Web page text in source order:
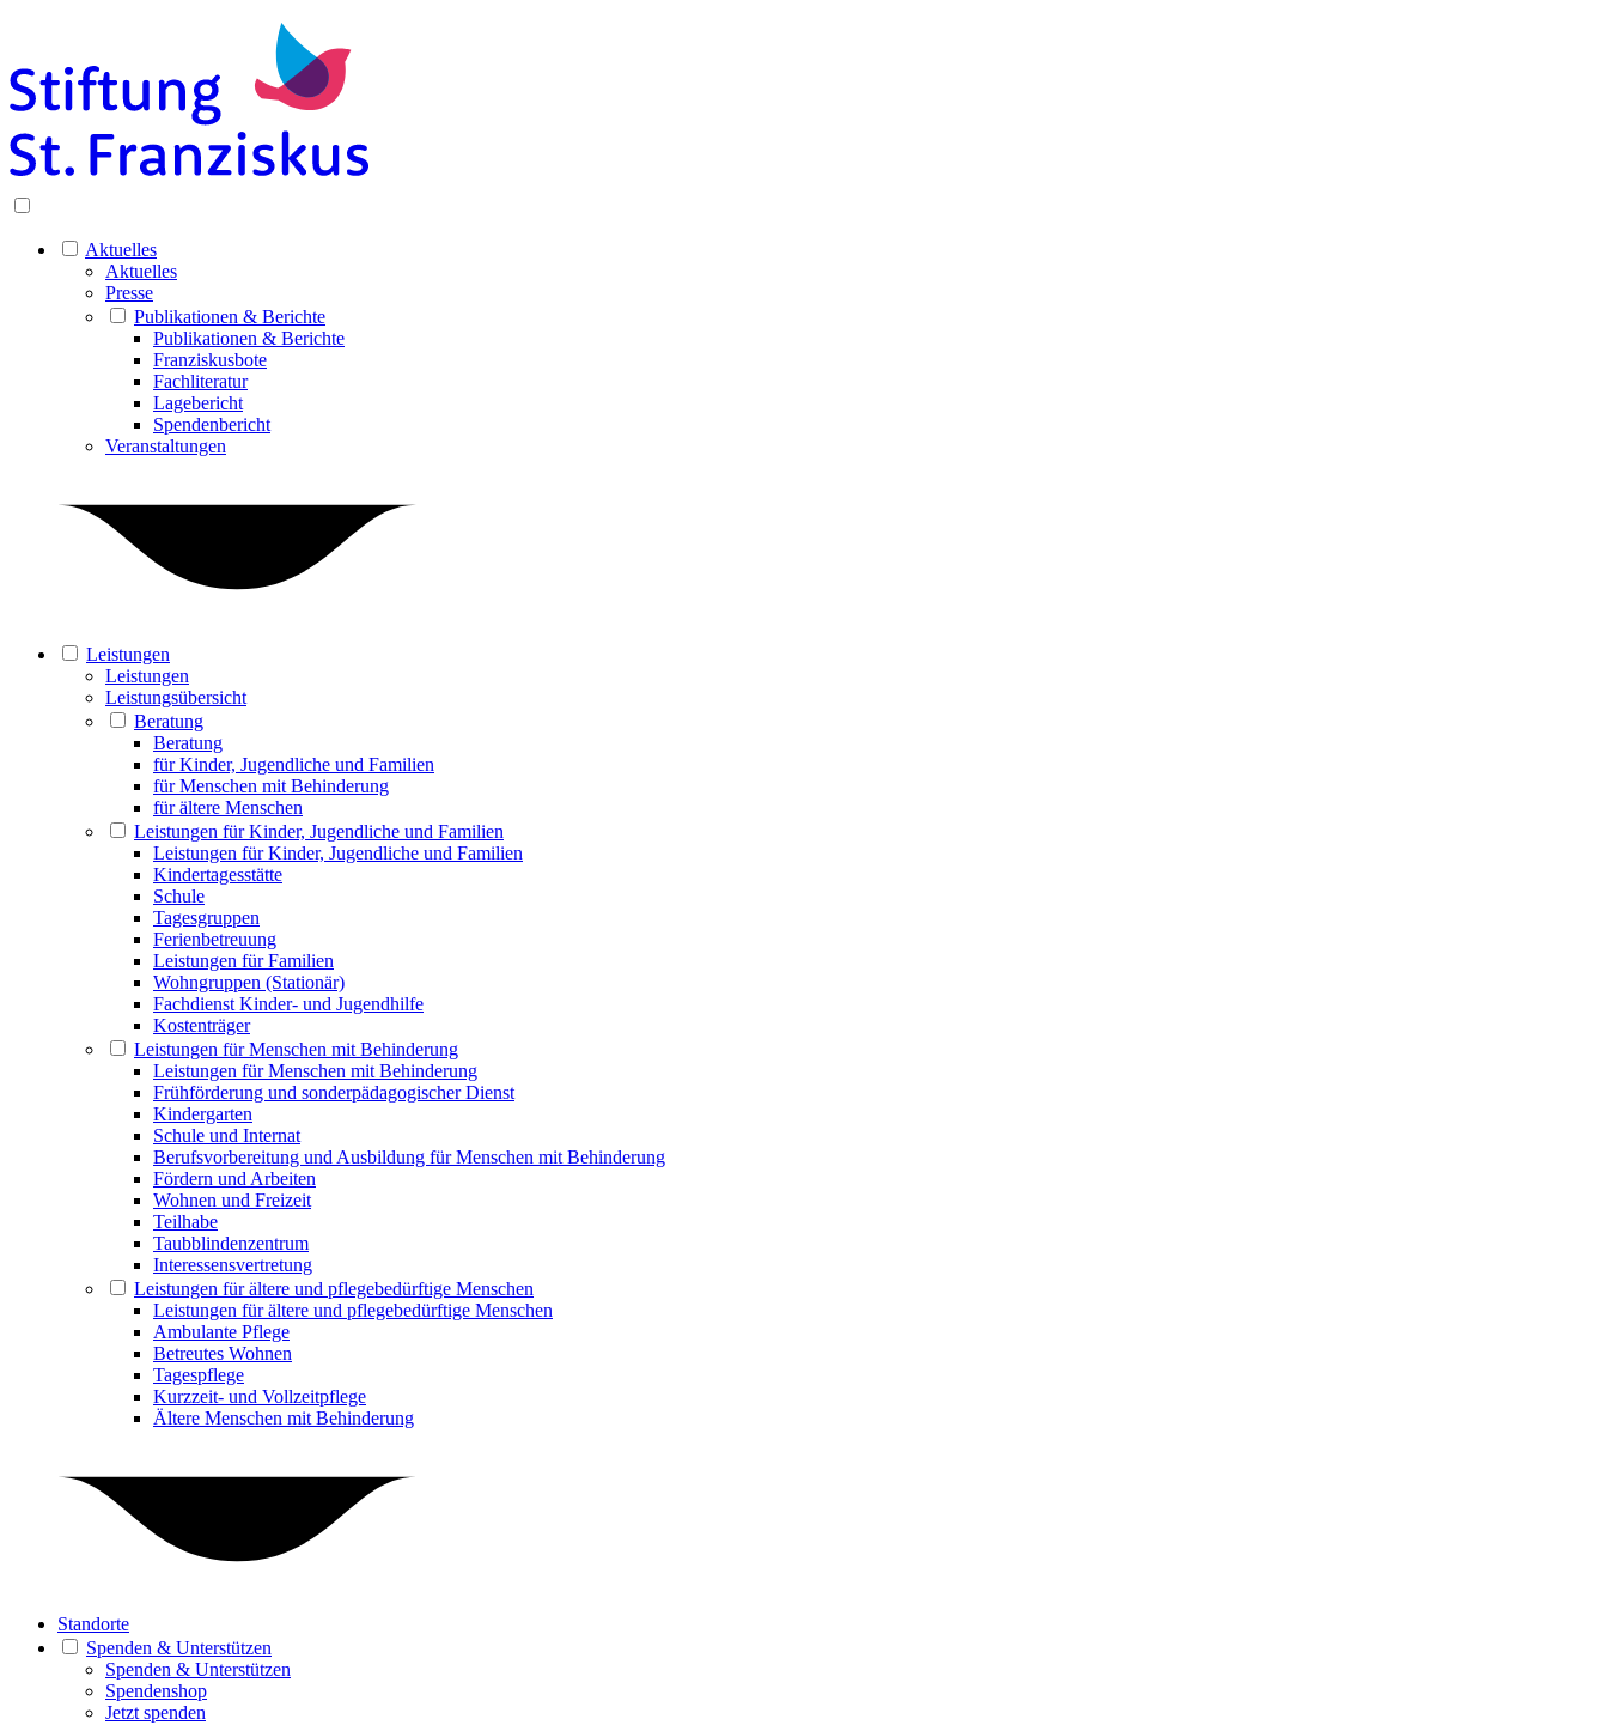
Aktuelles
Aktuelles
Presse
Publikationen & Berichte
Publikationen & Berichte
Franziskusbote
Fachliteratur
Lagebericht
Spendenbericht
Veranstaltungen
Leistungen
Leistungen
Leistungsübersicht
Beratung
Beratung
für Kinder, Jugendliche und Familien
für Menschen mit Behinderung
für ältere Menschen
Leistungen für Kinder, Jugendliche und Familien
Leistungen für Kinder, Jugendliche und Familien
Kindertagesstätte
Schule
Tagesgruppen
Ferienbetreuung
Leistungen für Familien
Wohngruppen (Stationär)
Fachdienst Kinder- und Jugendhilfe
Kostenträger
Leistungen für Menschen mit Behinderung
Leistungen für Menschen mit Behinderung
Frühförderung und sonderpädagogischer Dienst
Kindergarten
Schule und Internat
Berufsvorbereitung und Ausbildung für Menschen mit Behinderung
Fördern und Arbeiten
Wohnen und Freizeit
Teilhabe
Taubblindenzentrum
Interessensvertretung
Leistungen für ältere und pflegebedürftige Menschen
Leistungen für ältere und pflegebedürftige Menschen
Ambulante Pflege
Betreutes Wohnen
Tagespflege
Kurzzeit- und Vollzeitpflege
Ältere Menschen mit Behinderung
Standorte
Spenden & Unterstützen
Spenden & Unterstützen
Spendenshop
Jetzt spenden